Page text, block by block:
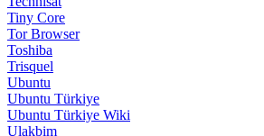
Tiny Core
Tor Browser
Toshiba
Trisquel
Ubuntu
Ubuntu Türkiye
Ubuntu Türkiye Wiki
Ulakbim